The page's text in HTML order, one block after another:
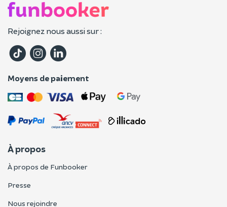
Rejoignez nous aussi sur :
Moyens de paiement
À propos
À propos de Funbooker
Presse
Nous rejoindre